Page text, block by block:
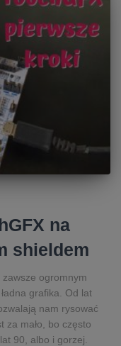
na
shieldem
ogromnym
grafika. Od lat
nam rysować
za mało, bo często
90, albo i gorzej.